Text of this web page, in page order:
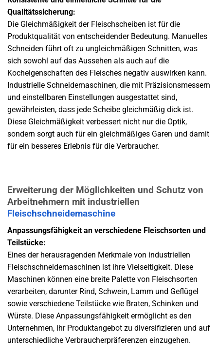
Qualitätssicherung:
Die Gleichmäßigkeit der Fleischscheiben ist für die
Produktqualität von entscheidender Bedeutung. Manuelles
Schneiden führt oft zu ungleichmäßigen Schnitten, was
sich sowohl auf das Aussehen als auch auf die
Kocheigenschaften des Fleisches negativ auswirken kann.
Industrielle Schneidemaschinen, die mit Präzisionsmessern
und einstellbaren Einstellungen ausgestattet sind,
gewährleisten, dass jede Scheibe gleichmäßig dick ist.
Diese Gleichmäßigkeit verbessert nicht nur die Optik,
sondern sorgt auch für ein gleichmäßiges Garen und damit
für ein besseres Erlebnis für die Verbraucher.
Erweiterung der Möglichkeiten und Schutz von
Arbeitnehmern mit industriellen
Fleischschneidemaschine
Anpassungsfähigkeit an verschiedene Fleischsorten und
Teilstücke:
Eines der herausragenden Merkmale von industriellen
Fleischschneidemaschinen ist ihre Vielseitigkeit. Diese
Maschinen können eine breite Palette von Fleischsorten
verarbeiten, darunter Rind, Schwein, Lamm und Geflügel
sowie verschiedene Teilstücke wie Braten, Schinken und
Würste. Diese Anpassungsfähigkeit ermöglicht es den
Unternehmen, ihr Produktangebot zu diversifizieren und auf
unterschiedliche Verbraucherpräferenzen einzugehen.